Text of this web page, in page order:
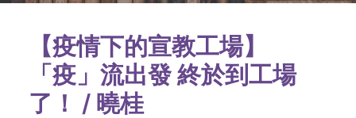
【疫情下的宣教工場】
「疫」流出發 終於到工場
了！ / 曉桂